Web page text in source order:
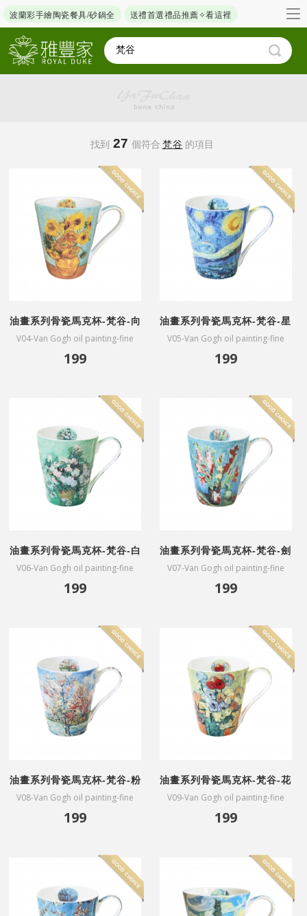
波蘭彩手繪陶瓷餐具/砂鍋全 送禮首選禮品推薦✧看這裡
找到 27 個符合 梵谷 的項目
油畫系列骨瓷馬克杯-梵谷-向
日葵
V04-Van Gogh oil painting-fine
199
油畫系列骨瓷馬克杯-梵谷-星
夜
V05-Van Gogh oil painting-fine
199
油畫系列骨瓷馬克杯-梵谷-白
玫瑰
V06-Van Gogh oil painting-fine
199
油畫系列骨瓷馬克杯-梵谷-劍
蘭
V07-Van Gogh oil painting-fine
199
油畫系列骨瓷馬克杯-梵谷-粉
色桃花樹
V08-Van Gogh oil painting-fine
Mauve
199
油畫系列骨瓷馬克杯-梵谷-花
瓶
V09-Van Gogh oil painting-fine
199